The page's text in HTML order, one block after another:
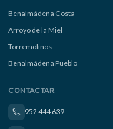
Benalmádena Costa
Arroyo de la Miel
Torremolinos
Benalmádena Pueblo
CONTACTAR
952 444 639